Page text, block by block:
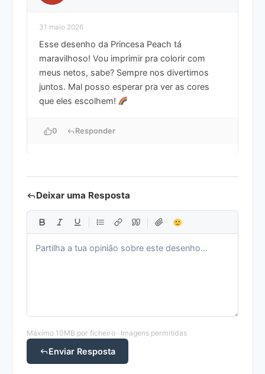
31 maio 2026
Esse desenho da Princesa Peach tá
maravilhoso! Vou imprimir pra colorir com
meus netos, sabe? Sempre nos divertimos
juntos. Mal posso esperar pra ver as cores
que eles escolhem!
0 Responder
Deixar uma Resposta
Máximo 10MB por ficheiro · Imagens permitidas
Enviar Resposta